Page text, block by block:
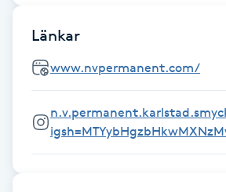
Hot yoga
Huduppstramning
Hudvård
Länkar
www.nvpermanent.com/